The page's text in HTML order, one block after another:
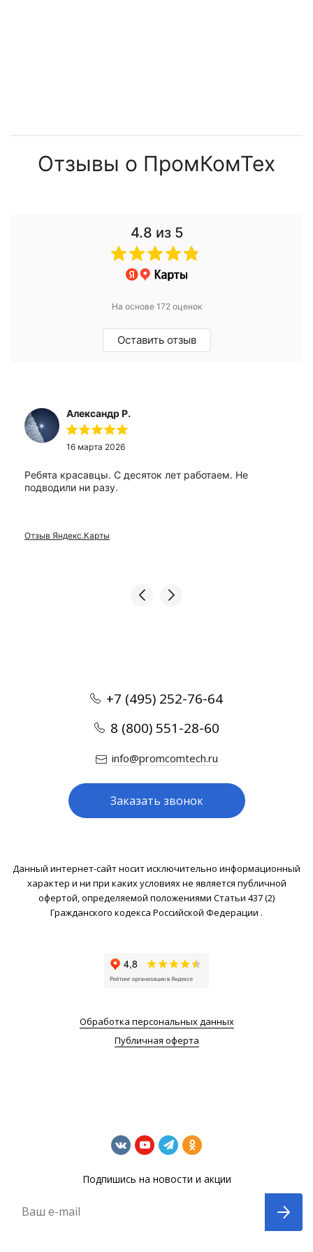
Отзывы о ПромКомТех
4.8 из 5
На основе 172 оценок
Оставить отзыв
Александр Р.
16 марта 2026
Ребята красавцы. С десяток лет работаем. Не
подводили ни разу.
Отзыв Яндекс.Карты
+7 (495) 252-76-64
8 (800) 551-28-60
info@promcomtech.ru
Заказать звонок
Данный интернет-сайт носит исключительно информационный
характер и ни при каких условиях не является публичной
офертой, определяемой положениями Статьи 437 (2)
Гражданского кодекса Российской Федерации .
Обработка персональных данных
Публичная оферта
Подпишись на новости и акции
Ваш e-mail